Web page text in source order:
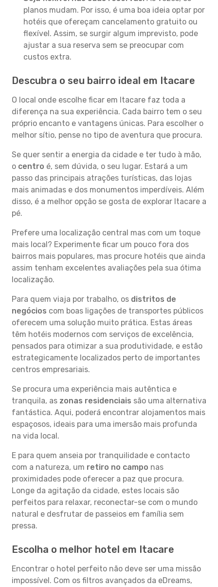
planos mudam. Por isso, é uma boa ideia optar por
hotéis que ofereçam cancelamento gratuito ou
flexível. Assim, se surgir algum imprevisto, pode
ajustar a sua reserva sem se preocupar com
custos extra.
Descubra o seu bairro ideal em Itacare
O local onde escolhe ficar em Itacare faz toda a
diferença na sua experiência. Cada bairro tem o seu
próprio encanto e vantagens únicas. Para escolher o
melhor sítio, pense no tipo de aventura que procura.
Se quer sentir a energia da cidade e ter tudo à mão,
o centro é, sem dúvida, o seu lugar. Estará a um
passo das principais atrações turísticas, das lojas
mais animadas e dos monumentos imperdíveis. Além
disso, é a melhor opção se gosta de explorar Itacare a
pé.
Prefere uma localização central mas com um toque
mais local? Experimente ficar um pouco fora dos
bairros mais populares, mas procure hotéis que ainda
assim tenham excelentes avaliações pela sua ótima
localização.
Para quem viaja por trabalho, os distritos de
negócios com boas ligações de transportes públicos
oferecem uma solução muito prática. Estas áreas
têm hotéis modernos com serviços de excelência,
pensados para otimizar a sua produtividade, e estão
estrategicamente localizados perto de importantes
centros empresariais.
Se procura uma experiência mais autêntica e
tranquila, as zonas residenciais são uma alternativa
fantástica. Aqui, poderá encontrar alojamentos mais
espaçosos, ideais para uma imersão mais profunda
na vida local.
E para quem anseia por tranquilidade e contacto
com a natureza, um retiro no campo nas
proximidades pode oferecer a paz que procura.
Longe da agitação da cidade, estes locais são
perfeitos para relaxar, reconectar-se com o mundo
natural e desfrutar de passeios em família sem
pressa.
Escolha o melhor hotel em Itacare
Encontrar o hotel perfeito não deve ser uma missão
impossível. Com os filtros avançados da eDreams,